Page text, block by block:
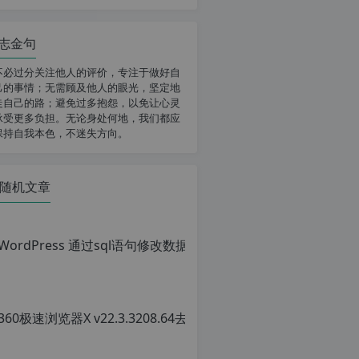
金句
必过分关注他人的评价，专注于做好自
的事情；无需顾及他人的眼光，坚定地
自己的路；避免过多抱怨，以免让心灵
受更多负担。无论身处何地，我们都应
持自我本色，不迷失方向。
随机文章